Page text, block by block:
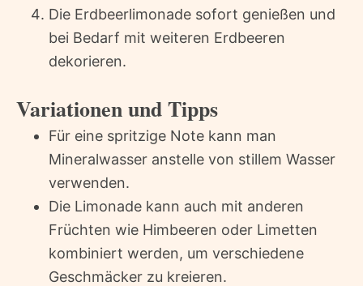
Die Erdbeerlimonade sofort genießen und
bei Bedarf mit weiteren Erdbeeren
dekorieren.
Variationen und Tipps
Für eine spritzige Note kann man
Mineralwasser anstelle von stillem Wasser
verwenden.
Die Limonade kann auch mit anderen
Früchten wie Himbeeren oder Limetten
kombiniert werden, um verschiedene
Geschmäcker zu kreieren.